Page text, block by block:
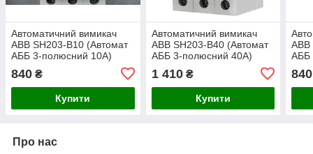
Автоматичний вимикач
ABB SH203-B10 (Автомат
АББ 3-полюсний 10А)
840 ₴
Купити
Автоматичний вимикач
ABB SH203-B40 (Автомат
АББ 3-полюсний 40А)
1 410₴
Купити
АББ
840
Про нас